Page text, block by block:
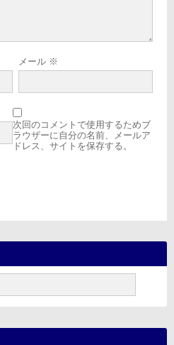
メール ※
次回のコメントで使用するためブ
ラウザーに自分の名前、メールア
ドレス、サイトを保存する。